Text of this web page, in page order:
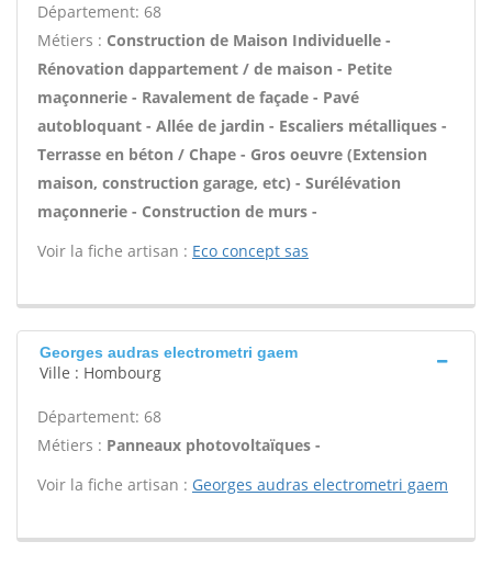
Département: 68
Métiers : Construction de Maison Individuelle -
Rénovation dappartement / de maison - Petite
maçonnerie - Ravalement de façade - Pavé
autobloquant - Allée de jardin - Escaliers métalliques -
Terrasse en béton / Chape - Gros oeuvre (Extension
maison, construction garage, etc) - Surélévation
maçonnerie - Construction de murs -
Voir la fiche artisan : Eco concept sas
Georges audras electrometri gaem
Ville : Hombourg
Département: 68
Métiers : Panneaux photovoltaïques -
Voir la fiche artisan : Georges audras electrometri gaem